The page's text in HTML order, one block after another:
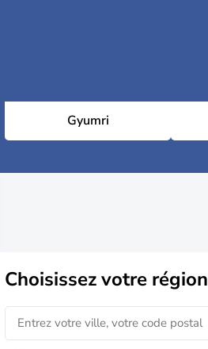
Gyumri
Choisissezvotre région